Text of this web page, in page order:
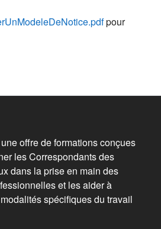
pour
bas de
offre de formations conçues
les Correspondants des
dans la prise en main des
et les aider à
spécifiques du travail